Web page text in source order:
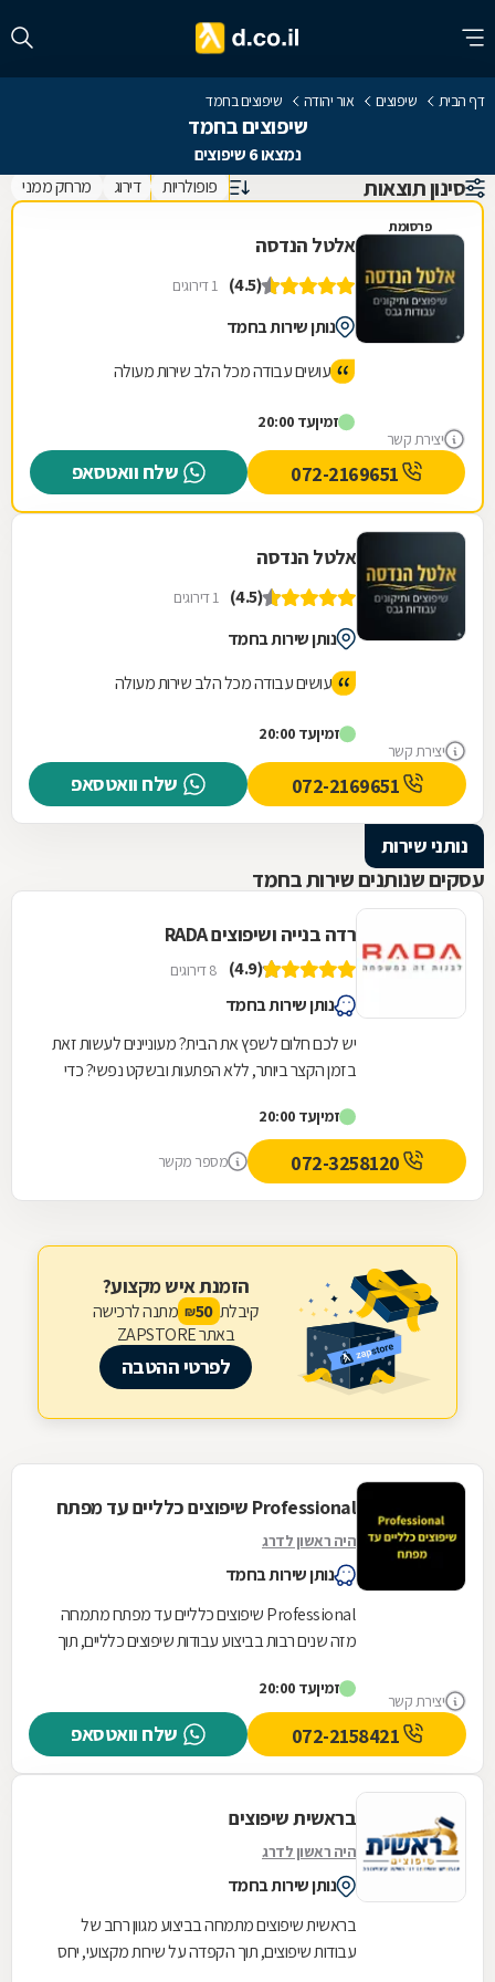
דף הבית שיפוצים אור יהודה שיפוצים בחמד
שיפוצים בחמד
נמצאו 6 שיפוצים
סינון תוצאות פופולריות דירוג מרחק ממני
פרסומת
יצירת קשר
אלטל הנדסה
(4.5) 1 דירוגים
נותן שירות בחמד
עושים עבודה מכל הלב שירות מעולה
זמיןעד 20:00
שלח וואטסאפ
יצירת קשר
אלטל הנדסה
(4.5) 1 דירוגים
נותן שירות בחמד
עושים עבודה מכל הלב שירות מעולה
זמיןעד 20:00
שלח וואטסאפ
נותני שירות
עסקים שנותנים שירות בחמד
רדה בנייה ושיפוצים RADA
(4.9) 8 דירוגים
נותן שירות בחמד
יש לכם חלום לשפץ את הבית? מעוניינים לעשות זאת
בזמן הקצר ביותר, ללא הפתעות ובשקט נפשי? כדי
ניסיון...
זמיןעד 20:00
מספר מקשר
הזמנת איש מקצוע?
קיבלת 50
₪ מתנה לרכישה
באתר ZAPSTORE
לפרטי ההטבה
יצירת קשר
Professional שיפוצים כלליים עד מפתח
היה ראשון לדרג
נותן שירות בחמד
Professional שיפוצים כלליים עד מפתח מתמחה
מזה שנים רבות בביצוע עבודות שיפוצים כלליים, תוך
אדריכלי....
זמיןעד 20:00
שלח וואטסאפ
בראשית שיפוצים
היה ראשון לדרג
נותן שירות בחמד
בראשית שיפוצים מתמחה בביצוע מגוון רחב של
עבודות שיפוצים, תוך הקפדה על שירות מקצועי, יחס